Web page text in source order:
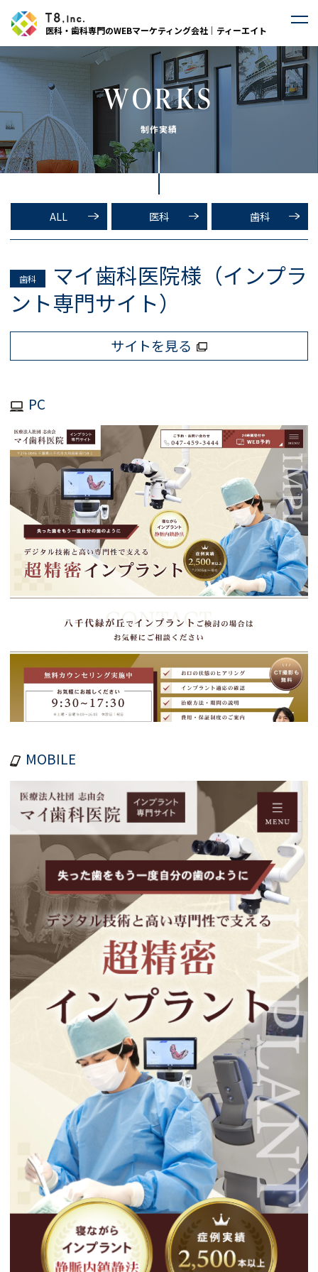
医科・歯科専門のWEBマーケティング会社｜ティーエイト
WORKS
制作実績
ALL 医科 歯科
歯科
マイ歯科医院様（インプラ
ント専門サイト）
サイトを見る
PC
MOBILE